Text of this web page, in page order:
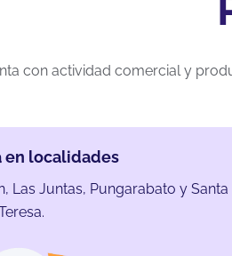
con actividad comercial y
en localidades
Las Juntas, Pungarabato y Santa